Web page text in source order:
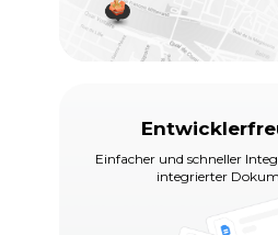
Einfacher und schneller
integrierter